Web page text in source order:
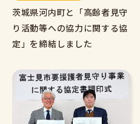
茨城県河内町と「高齢者見守
り活動等への協力に関する協
定」を締結しました